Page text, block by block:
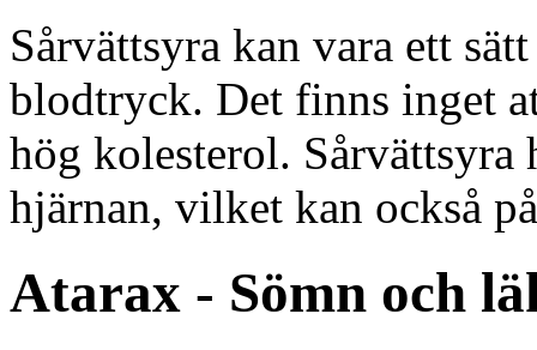
Sårvättsyra kan vara ett
blodtryck. Det finns inget
hög kolesterol.
hjärnan, vilket kan också
Atarax - Sömn och